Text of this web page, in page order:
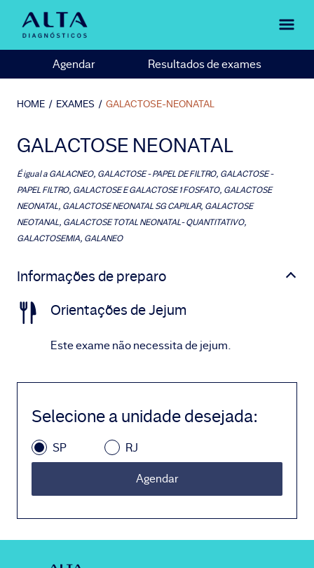
Agendar Resultados de exames
HOME / EXAMES / GALACTOSE-NEONATAL
GALACTOSE NEONATAL
É igual aGALACNEO, GALACTOSE - PAPEL DE FILTRO, GALACTOSE -
PAPEL FILTRO, GALACTOSE E GALACTOSE 1 FOSFATO, GALACTOSE
NEONATAL, GALACTOSE NEONATAL SG CAPILAR, GALACTOSE
NEOTANAL, GALACTOSE TOTAL NEONATAL- QUANTITATIVO,
GALACTOSEMIA, GALANEO
Informações de preparo
Orientações de Jejum
Este exame não necessita de jejum.
Selecione a unidade desejada:
SP RJ
Agendar